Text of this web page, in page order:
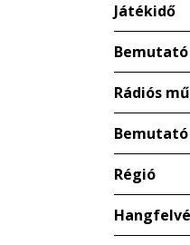
Játékidő
Rádiós
Régió